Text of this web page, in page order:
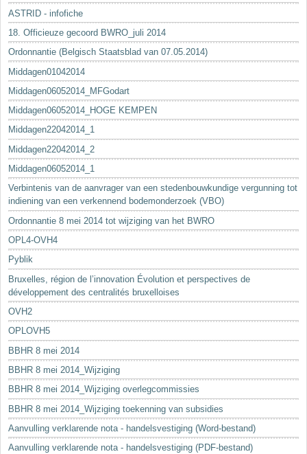
ASTRID - infofiche
18. Officieuze gecoord BWRO_juli 2014
Ordonnantie (Belgisch Staatsblad van 07.05.2014)
Middagen01042014
Middagen06052014_MFGodart
Middagen06052014_HOGE KEMPEN
Middagen22042014_1
Middagen22042014_2
Middagen06052014_1
Verbintenis van de aanvrager van een stedenbouwkundige vergunning tot
indiening van een verkennend bodemonderzoek (VBO)
Ordonnantie 8 mei 2014 tot wijziging van het BWRO
OPL4-OVH4
Pyblik
Bruxelles, région de l’innovation Évolution et perspectives de
développement des centralités bruxelloises
OVH2
OPLOVH5
BBHR 8 mei 2014
BBHR 8 mei 2014_Wijziging
BBHR 8 mei 2014_Wijziging overlegcommissies
BBHR 8 mei 2014_Wijziging toekenning van subsidies
Aanvulling verklarende nota - handelsvestiging (Word-bestand)
Aanvulling verklarende nota - handelsvestiging (PDF-bestand)